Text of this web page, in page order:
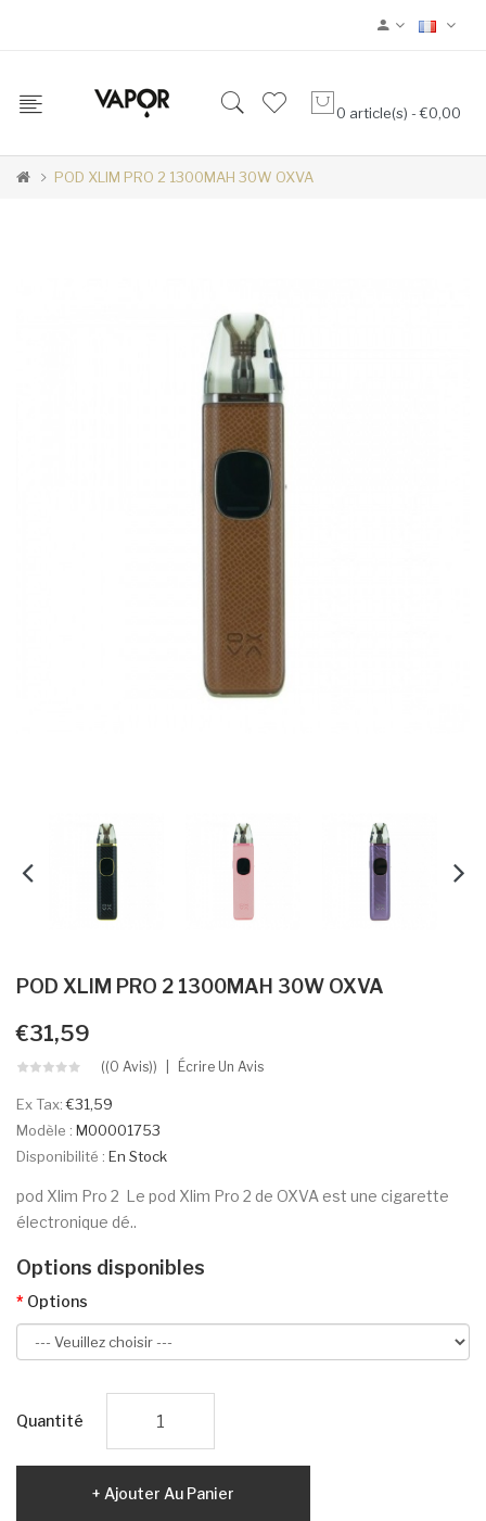
0 article(s) - €0,00
POD XLIM PRO 2 1300MAH 30W OXVA
POD XLIM PRO 2 1300MAH 30W OXVA
€31,59
((0 Avis)) Écrire Un Avis
Ex Tax:€31,59
Modèle : M00001753
Disponibilité : En Stock
pod Xlim Pro 2 Le pod Xlim Pro 2 de OXVA est une cigarette
électronique dé..
Options disponibles
Options
Quantité
Ajouter Au Panier